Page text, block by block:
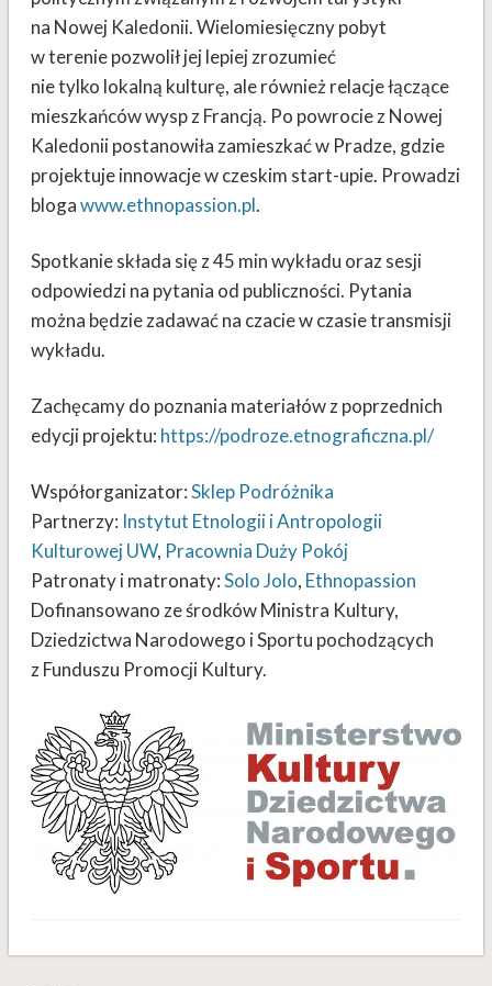
na Nowej Kaledonii. Wielomiesięczny pobyt
w terenie pozwolił jej lepiej zrozumieć
nie tylko lokalną kulturę, ale również relacje łączące
mieszkańców wysp z Francją. Po powrocie z Nowej
Kaledonii postanowiła zamieszkać w Pradze, gdzie
projektuje innowacje w czeskim start-upie. Prowadzi
blogawww.ethnopassion.pl.
Spotkanie składa się z 45 min wykładu oraz sesji
odpowiedzi na pytania od publiczności. Pytania
można będzie zadawać na czacie w czasie transmisji
wykładu.
Zachęcamy do poznania materiałów z poprzednich
edycji projektu: https://podroze.etnograficzna.pl/
Współorganizator:Sklep Podróżnika
Partnerzy: Instytut Etnologii i Antropologii
Kulturowej UW, Pracownia Duży Pokój
Patronaty i matronaty:Solo Jolo, Ethnopassion
Dofinansowano ze środków Ministra Kultury,
Dziedzictwa Narodowego i Sportu pochodzących
z Funduszu Promocji Kultury.